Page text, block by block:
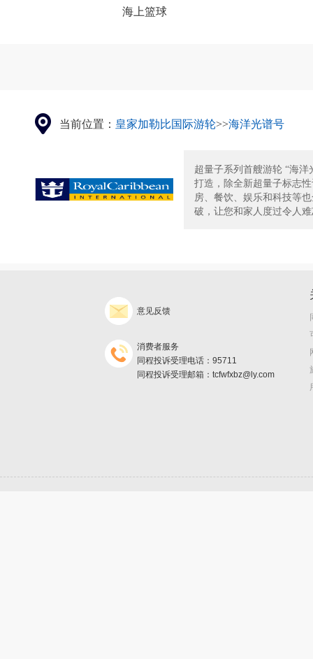
海上篮球
当前位置： 皇家加勒比国际游轮>>海洋光谱号
超量子系列首艘游轮 “海洋
打造，除全新超量子标志
房、餐饮、娱乐和科技等
破，让您和家人度过令人
意见反馈
消费者服务
同程投诉受理电话：95711
同程投诉受理邮箱：tcfwfxbz@ly.com